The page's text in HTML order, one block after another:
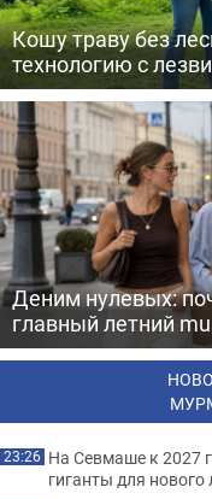
Кошу траву без
технологию с
Деним нулевых:
главный летний
23:26 На Севмаше к 2027
гиганты для